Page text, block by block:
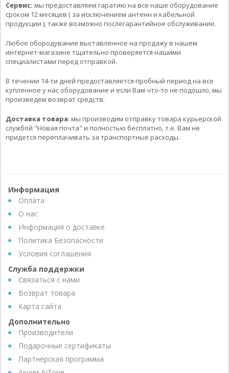
Сервис: мы предоставляем гаратию на все наше оборудование
сроком 12 месяцев ( за исключением антенн и кабельной
продукции ), также возможно послегарантийное обслуживание.
Любое обородувание выставленное на продажу в нашем
интернет-магазине тщательно проверяется нашими
специалистами перед отправкой.
В течении 14-ти дней предоставляется пробный период на все
купленное у нас оборудование и если Вам что-то не подошло, мы
произведем возврат средств.
Доставка товара: мы производим отправку товара курьерской
службой "Новая почта" и полностью бесплатно, т.е. Вам не
придется переплачивать за транспортные расходы.
Информация
Оплата
О нас
Информация о доставке
Политика Безопасности
Условия соглашения
Служба поддержки
Связаться с нами
Возврат товара
Карта сайта
Дополнительно
Производители
Подарочные сертификаты
Партнёрская программа